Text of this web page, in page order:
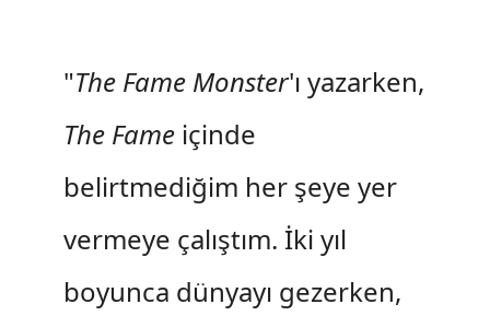
"The Fame Monster'ı yazarken,
The Fameiçinde
belirtmediğim her şeye yer
vermeye çalıştım. İki yıl
boyunca dünyayı gezerken,